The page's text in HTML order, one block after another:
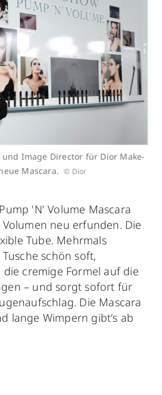
und Image Director für Dior Make-
Mascara. © Dior
'N' Volume Mascara
neu erfunden. Die
Tube. Mehrmals
schön soft,
cremige Formel auf die
– und sorgt sofort für
Die Mascara
lange Wimpern gibt's ab